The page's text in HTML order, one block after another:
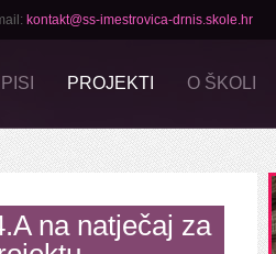
kontakt@ss-imestrovica-drnis.skole.hr
PROJEKTI O ŠKOLI
na natječaj za